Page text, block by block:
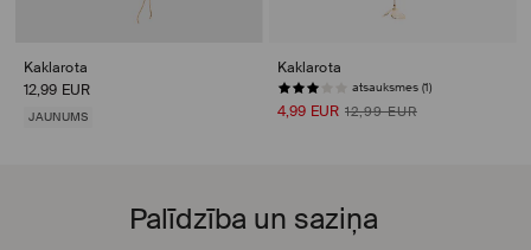
Kaklarota
12,99 EUR
JAUNUMS
Kaklarota
atsauksmes (1)
4,99 EUR 12,99 EUR
Palīdzība un saziņa